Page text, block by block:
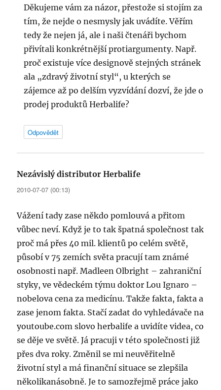
Děkujeme vám za názor, přestože si stojím za
tím, že nejde o nesmysly jak uvádíte. Věřím
tedy že nejen já, ale i naši čtenáři bychom
přivítali konkrétnější protiargumenty. Např.
proč existuje více designově stejných stránek
ala „zdravý životní styl“, u kterých se
zájemce až po delším vyzvídání dozví, že jde o
prodej produktů Herbalife?
Odpovědět
Nezávislý distributor Herbalife
2010-07-07 (00:13)
Vážení tady zase někdo pomlouvá a přitom
vůbec neví. Když je to tak špatná společnost tak
proč má přes 40 mil. klientů po celém světě,
působí v 75 zemích světa pracují tam známé
osobnosti např. Madleen Olbright – zahraniční
styky, ve vědeckém týmu doktor Lou Ignaro –
nobelova cena za medicínu. Takže fakta, fakta a
zase jenom fakta. Stačí zadat do vyhledávače na
youtoube.com slovo herbalife a uvidíte videa, co
se děje ve světě. Já pracuji v této společnosti již
přes dva roky. Změnil se mi neuvěřitelně
životní styl a má finanční situace se zlepšila
několikanásobně. Je to samozřejmě práce jako